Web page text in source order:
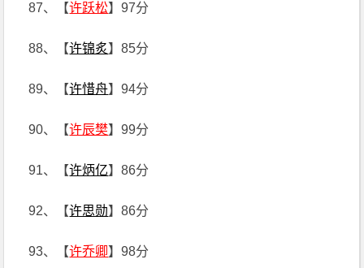
87、【许跃松】97分
88、【许锦炙】85分
89、【许惜舟】94分
90、【许辰樊】99分
91、【许炳亿】86分
92、【许思勋】86分
93、【许乔卿】98分